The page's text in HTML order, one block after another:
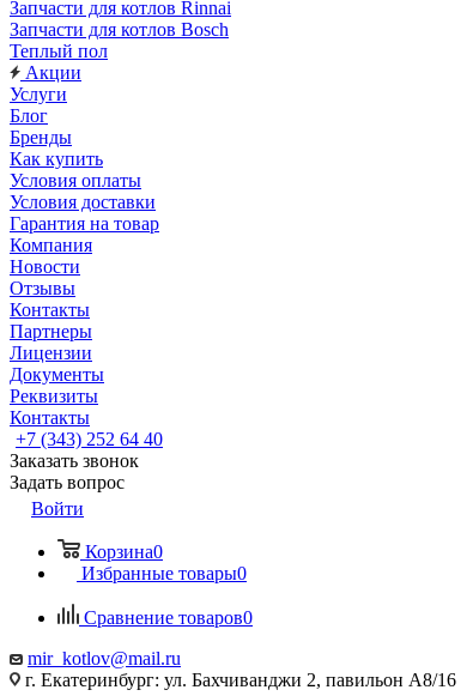
Запчасти для котлов Rinnai
Запчасти для котлов Bosch
Теплый пол
Акции
Услуги
Блог
Бренды
Как купить
Условия оплаты
Условия доставки
Гарантия на товар
Компания
Новости
Отзывы
Контакты
Партнеры
Лицензии
Документы
Реквизиты
Контакты
+7 (343) 252 64 40
Заказать звонок
Задать вопрос
Войти
Корзина0
Избранные товары0
Сравнение товаров0
mir_kotlov@mail.ru
г. Екатеринбург: ул. Бахчиванджи 2, павильон А8/16